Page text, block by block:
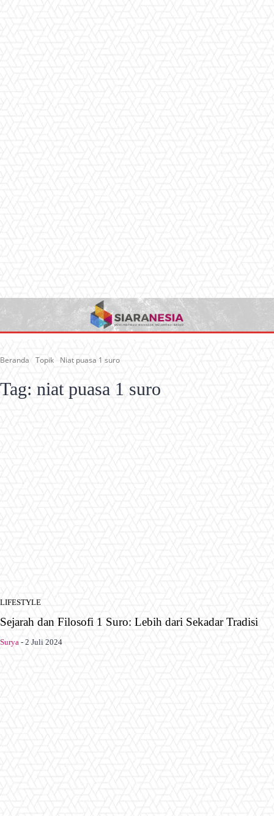
Beranda Topik Niat puasa 1 suro
Tag: niat puasa 1 suro
LIFESTYLE
Sejarah dan Filosofi 1 Suro: Lebih dari Sekadar Tradisi
Surya - 2 Juli 2024